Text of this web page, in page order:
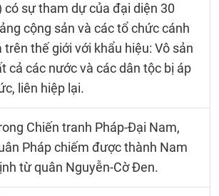
có sự tham dự của đại diện 30
cộng sản và các tổ chức cánh
trên thế giới với khẩu hiệu: Vô sản
cả các nước và các dân tộc bị áp
liên hiệp lại.
Chiến tranh Pháp-Đại Nam,
Pháp chiếm được thành Nam
từ quân Nguyễn-Cờ Đen.